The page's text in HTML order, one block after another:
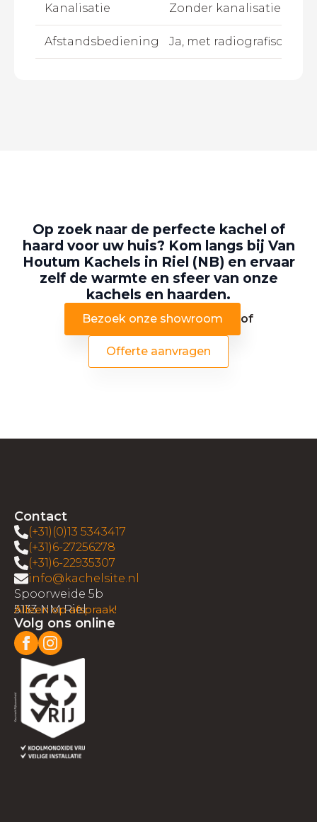
Kanalisatie Zonder kanalisatie
Afstandsbediening Ja, met radiografische
Op zoek naar de perfecte kachel of
haard voor uw huis? Kom langs bij Van
Houtum Kachels in Riel (NB) en ervaar
zelf de warmte en sfeer van onze
kachels en haarden.
Bezoek onze showroom of
Offerte aanvragen
Contact
(+31)(0)13 5343417
(+31)6-27256278
(+31)6-22935307
info@kachelsite.nl
Spoorweide 5b
5133 NM Riel
Alleen op afspraak!
Volg ons online